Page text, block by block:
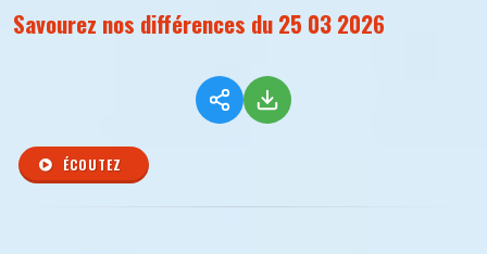
Savourez nos différences du 25 03 2026
ÉCOUTEZ